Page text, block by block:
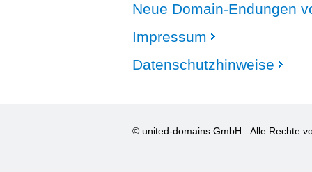
Neue Domain-Endungen
Impressum
Datenschutzhinweise
© united-domains GmbH. Alle Rechte